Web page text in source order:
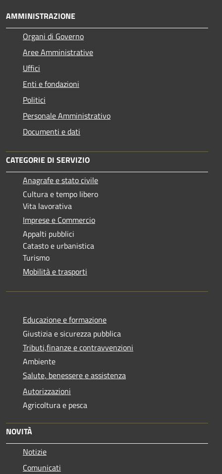
AMMINISTRAZIONE
Organi di Governo
Aree Amministrative
Uffici
Enti e fondazioni
Politici
Personale Amministrativo
Documenti e dati
CATEGORIE DI SERVIZIO
Anagrafe e stato civile
Cultura e tempo libero
Vita lavorativa
Imprese e Commercio
Appalti pubblici
Catasto e urbanistica
Turismo
Mobilità e trasporti
Educazione e formazione
Giustizia e sicurezza pubblica
Tributi,finanze e contravvenzioni
Ambiente
Salute, benessere e assistenza
Autorizzazioni
Agricoltura e pesca
NOVITÀ
Notizie
Comunicati